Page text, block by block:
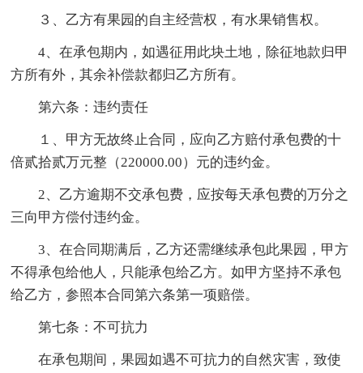
３、乙方有果园的自主经营权，有水果销售权。
4、在承包期内，如遇征用此块土地，除征地款归甲
方所有外，其余补偿款都归乙方所有。
第六条：违约责任
１、甲方无故终止合同，应向乙方赔付承包费的十
倍贰拾贰万元整（220000.00）元的违约金。
2、乙方逾期不交承包费，应按每天承包费的万分之
三向甲方偿付违约金。
3、在合同期满后，乙方还需继续承包此果园，甲方
不得承包给他人，只能承包给乙方。如甲方坚持不承包
给乙方，参照本合同第六条第一项赔偿。
第七条：不可抗力
在承包期间，果园如遇不可抗力的自然灾害，致使